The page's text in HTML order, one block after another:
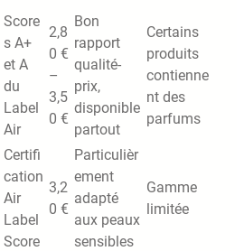
Score
s A+
et A
du
Label
Air
2,8
0 €
–
3,5
0 €
Bon
rapport
qualité-
prix,
disponible
partout
Certains
produits
contienne
nt des
parfums
Certifi
cation
Air
Label
Score
3,2
0 €
Particulièr
ement
adapté
aux peaux
sensibles
Gamme
limitée